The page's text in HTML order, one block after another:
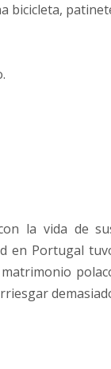
bicicleta,
la vida de
en Portugal